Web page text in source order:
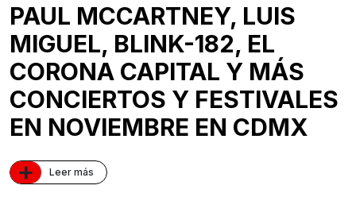
PAUL MCCARTNEY, LUIS
MIGUEL, BLINK-182, EL
CORONA CAPITAL Y MÁS
CONCIERTOS Y FESTIVALES
EN NOVIEMBRE EN CDMX
+ Leer más